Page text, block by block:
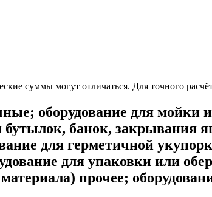
суммы могут отличаться. Для точного
оборудование для мойки
бутылок, банок, закрывания
для герметичной
для упаковки или
прочее;